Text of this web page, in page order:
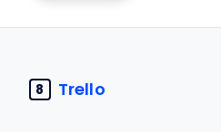
8 Trello